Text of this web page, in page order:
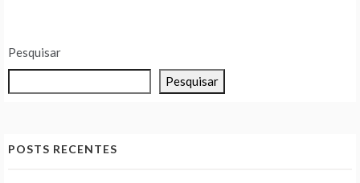
Pesquisar
Pesquisar
POSTS RECENTES